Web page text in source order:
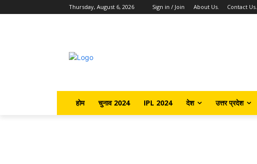
Thursday, August 6, 2026 Sign in / Join About Us. Contact Us.
होम चुनाव 2024 IPL 2024 देश उत्तर प्रदेश